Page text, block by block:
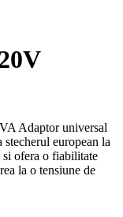
Adaptor universal
european la
ofera o fiabilitate
la o tensiune de